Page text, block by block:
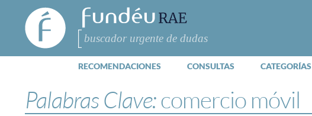
FundéuRAE
- Fundación
del Español
Urgente
Buscar
RECOMENDACIONES CONSULTAS CATEGORÍAS
Palabras Clave:comercio móvil